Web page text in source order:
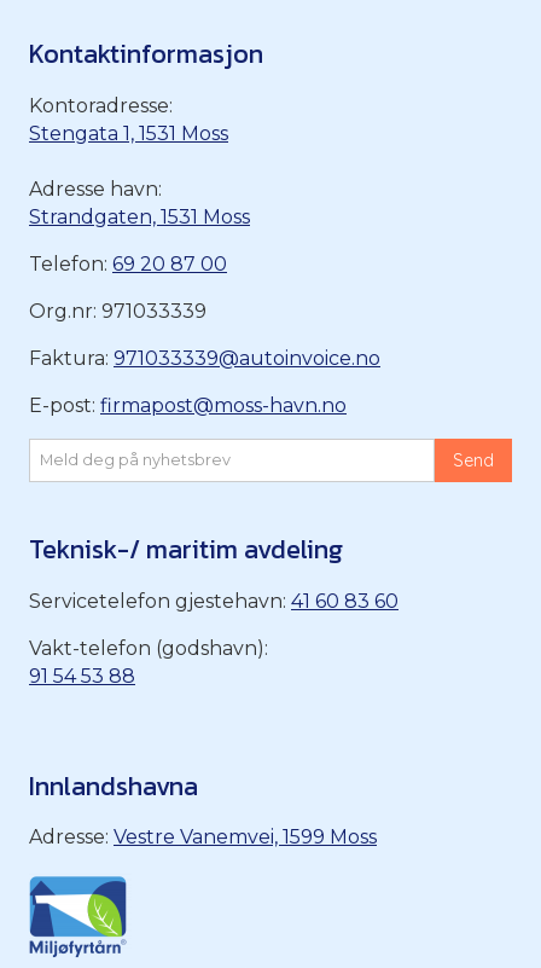
Kontaktinformasjon
Kontoradresse:
Stengata 1, 1531 Moss
Adresse havn:
Strandgaten, 1531 Moss
Telefon: 69 20 87 00
Org.nr: 971033339
Faktura: 971033339@autoinvoice.no
E-post: firmapost@moss-havn.no
Teknisk-/ maritim avdeling
Servicetelefon gjestehavn: 41 60 83 60
Vakt-telefon (godshavn):
91 54 53 88
Innlandshavna
Adresse: Vestre Vanemvei, 1599 Moss